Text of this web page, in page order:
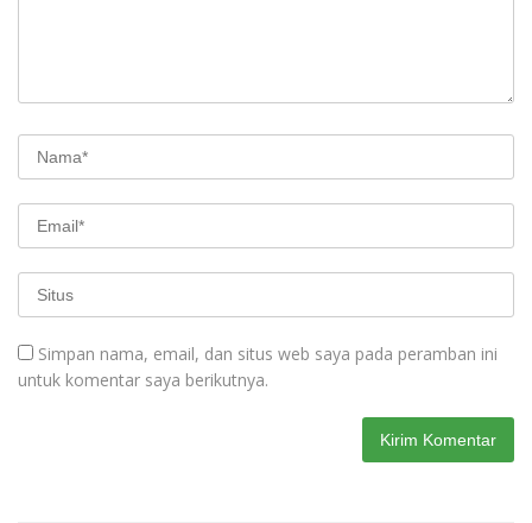
Simpan nama, email, dan situs web saya pada peramban ini
untuk komentar saya berikutnya.